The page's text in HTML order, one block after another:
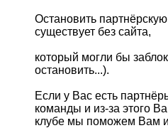
Остановить
существует без сайта,
который могли бы
остановить...).
Если у Вас есть
команды и из-за этого
клубе мы поможем Вам